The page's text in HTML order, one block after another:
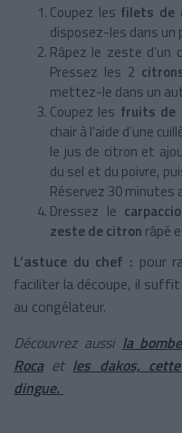
Coupez les filets de
disposez-les dans un
Râpez le zeste
Pressez les 2
mettez-le dans un
Coupez les fruits de
chair à l’aide d’une
le jus de citron et
du sel et du poivre,
Réservez 30 minutes
Dressez le carpaccio
zeste de citron râpé
L’astuce du chef : pour
faciliter la découpe, il
au congélateur.
Découvrez aussi la
Rocaet les dakos,
dingue.